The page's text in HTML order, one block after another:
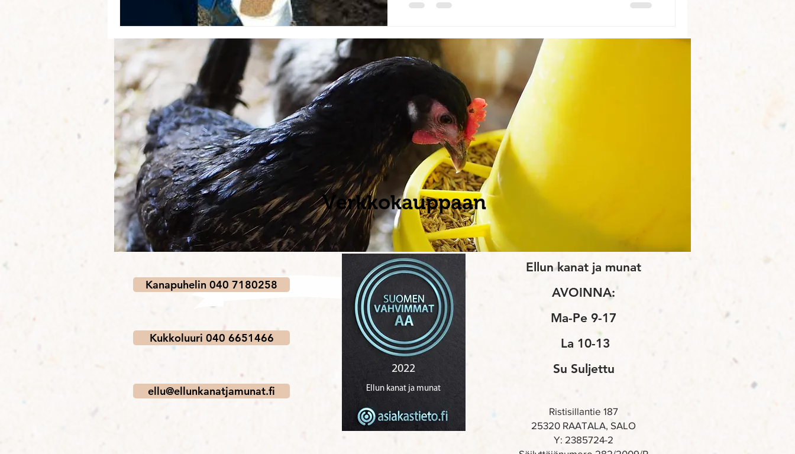
Verkkokauppaan
Kanapuhelin 040 7180258
Kukkoluuri 040 6651466
ellu@ellunkanatjamunat.fi
Ellun kanat ja munat
AVOINNA:
Ma-Pe 9-17
La 10-13
Su Suljettu
Ristisillantie 187
25320 RAATALA, SALO
Y: 2385724-2